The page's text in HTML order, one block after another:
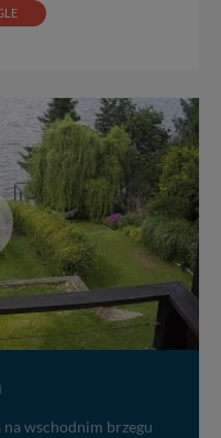
wschodnim brzegu